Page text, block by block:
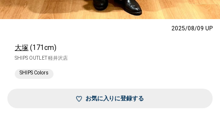
2025/08/09 UP
大塚 (171cm)
SHIPS OUTLET 軽井沢店
SHIPS Colors
お気に入りに登録する